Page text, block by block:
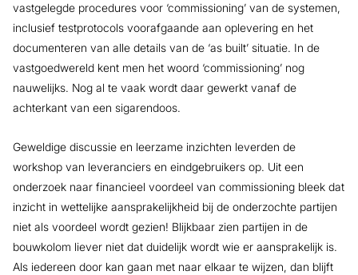
vastgelegde procedures voor ‘commissioning’ van de systemen,
inclusief testprotocols voorafgaande aan oplevering en het
documenteren van alle details van de ‘as built’ situatie. In de
vastgoedwereld kent men het woord ‘commissioning’ nog
nauwelijks. Nog al te vaak wordt daar gewerkt vanaf de
achterkant van een sigarendoos.
Geweldige discussie en leerzame inzichten leverden de
workshop van leveranciers en eindgebruikers op. Uit een
onderzoek naar financieel voordeel van commissioning bleek dat
inzicht in wettelijke aansprakelijkheid bij de onderzochte partijen
niet als voordeel wordt gezien! Blijkbaar zien partijen in de
bouwkolom liever niet dat duidelijk wordt wie er aansprakelijk is.
Als iedereen door kan gaan met naar elkaar te wijzen, dan blijft